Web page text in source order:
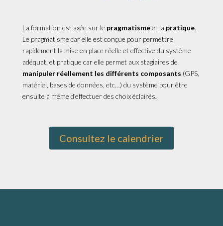
La formation est axée sur le pragmatismeet la pratique.
Le pragmatisme car elle est conçue pour permettre
rapidement la mise en place réelle et effective du système
adéquat, et pratique car elle permet aux stagiaires de
manipuler réellement les différents composants (GPS,
matériel, bases de données, etc…) du système pour être
ensuite à même d’effectuer des choix éclairés.
Consultez le calendrier